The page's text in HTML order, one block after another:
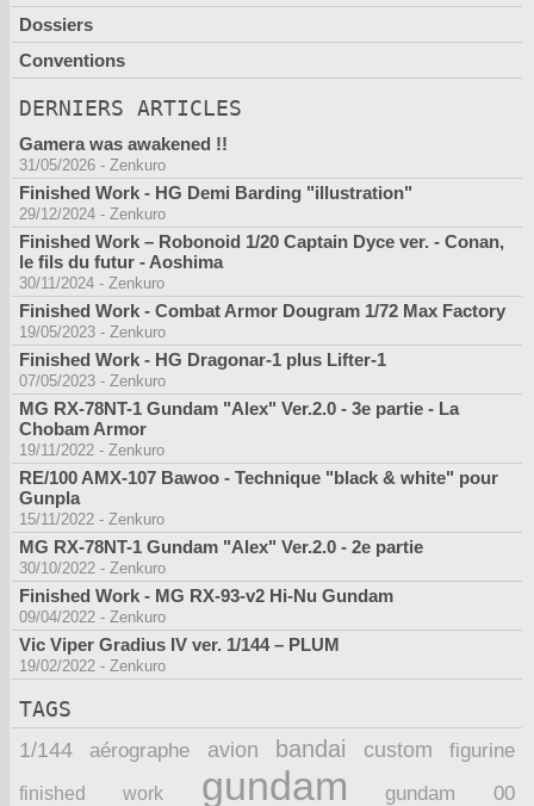
Dossiers
Conventions
DERNIERS ARTICLES
Gamera was awakened !!
31/05/2026 - Zenkuro
Finished Work - HG Demi Barding "illustration"
29/12/2024 - Zenkuro
Finished Work – Robonoid 1/20 Captain Dyce ver. - Conan,
le fils du futur - Aoshima
30/11/2024 - Zenkuro
Finished Work - Combat Armor Dougram 1/72 Max Factory
19/05/2023 - Zenkuro
Finished Work - HG Dragonar-1 plus Lifter-1
07/05/2023 - Zenkuro
MG RX-78NT-1 Gundam "Alex" Ver.2.0 - 3e partie - La
Chobam Armor
19/11/2022 - Zenkuro
RE/100 AMX-107 Bawoo - Technique "black & white" pour
Gunpla
15/11/2022 - Zenkuro
MG RX-78NT-1 Gundam "Alex" Ver.2.0 - 2e partie
30/10/2022 - Zenkuro
Finished Work - MG RX-93-v2 Hi-Nu Gundam
09/04/2022 - Zenkuro
Vic Viper Gradius IV ver. 1/144 – PLUM
19/02/2022 - Zenkuro
TAGS
1/144 aérographe avion bandai custom figurine
finished work gundam gundam 00